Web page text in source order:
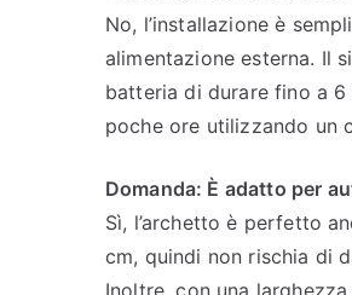
No, l’installazione è
alimentazione esterna. Il
batteria di durare fino a
poche ore utilizzando un
Domanda: È adatto per
Sì, l’archetto è perfetto
cm, quindi non rischia di
Inoltre, con una